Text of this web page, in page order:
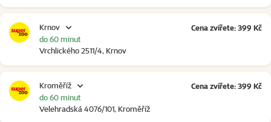
Krnov
Vrchlického 2511/4, Krnov
do 60 minut
Cena zvířete: 399 Kč
Kroměříž
Velehradská 4076/101, Kroměříž
do 60 minut
Cena zvířete: 399 Kč